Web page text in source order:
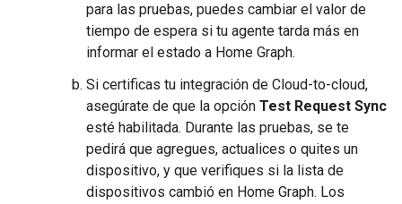
para las pruebas, puedes cambiar el valor de
tiempo de espera si tu agente tarda más en
informar el estado a Home Graph.
Si certificas tu integración de Cloud-to-cloud,
asegúrate de que la opción Test Request Sync
esté habilitada. Durante las pruebas, se te
pedirá que agregues, actualices o quites un
dispositivo, y que verifiques si la lista de
dispositivos cambió en Home Graph. Los